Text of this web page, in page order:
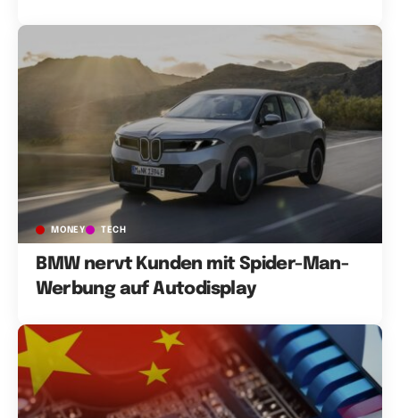
MONEY TECH
BMW nervt Kunden mit Spider-Man-
Werbung auf Autodisplay